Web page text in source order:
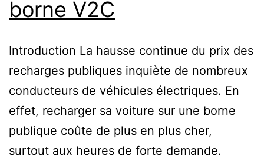
borne V2C
Introduction La hausse continue du prix des
recharges publiques inquiète de nombreux
conducteurs de véhicules électriques. En
effet, recharger sa voiture sur une borne
publique coûte de plus en plus cher,
surtout aux heures de forte demande.